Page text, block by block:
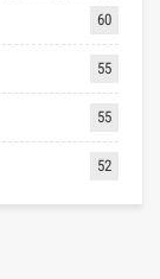
60
55
55
52